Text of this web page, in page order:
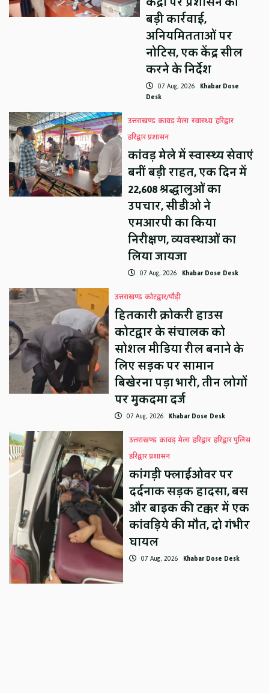
बड़ी कार्रवाई,
अनियमितताओं पर
नोटिस, एक केंद्र सील
करने के निर्देश
07 Aug, 2026 Khabar Dose
Desk
उत्तराखण्ड कावड़ मेला स्वास्थ्य हरिद्वार
हरिद्वार प्रशासन
कांवड़ मेले में स्वास्थ्य सेवाएं
बनीं बड़ी राहत, एक दिन में
22,608 श्रद्धालुओं का
उपचार, सीडीओ ने
एमआरपी का किया
निरीक्षण, व्यवस्थाओं का
लिया जायजा
07 Aug, 2026 Khabar Dose Desk
उत्तराखण्ड कोटद्वार/पौड़ी
हितकारी क्रोकरी हाउस
कोटद्वार के संचालक को
सोशल मीडिया रील बनाने के
लिए सड़क पर सामान
बिखेरना पड़ा भारी, तीन लोगों
पर मुकदमा दर्ज
07 Aug, 2026 Khabar Dose Desk
उत्तराखण्ड कावड़ मेला हरिद्वार हरिद्वार पुलिस
हरिद्वार प्रशासन
कांगड़ी फ्लाईओवर पर
दर्दनाक सड़क हादसा, बस
और बाइक की टक्कर में एक
कांवड़िये की मौत, दो गंभीर
घायल
07 Aug, 2026 Khabar Dose Desk